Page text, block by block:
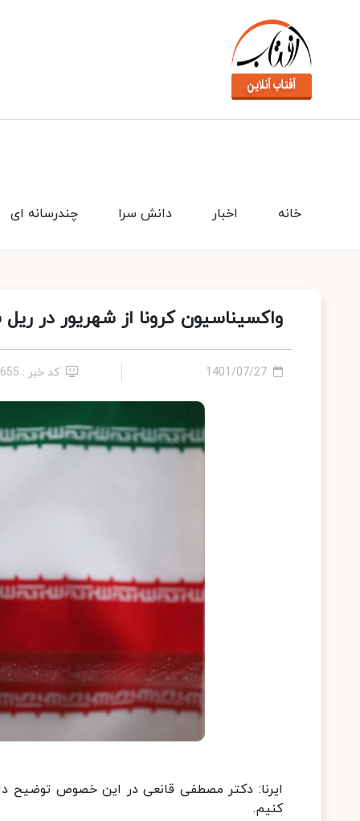
چندرسانه ای دانش سرا اخبار خانه
واکسیناسیون کرونا از شهریور در
1401/07/27 کد خبر : 8655
ایرنا: دکتر مصطفی قانعی در این خصوص توضیح
کنیم.